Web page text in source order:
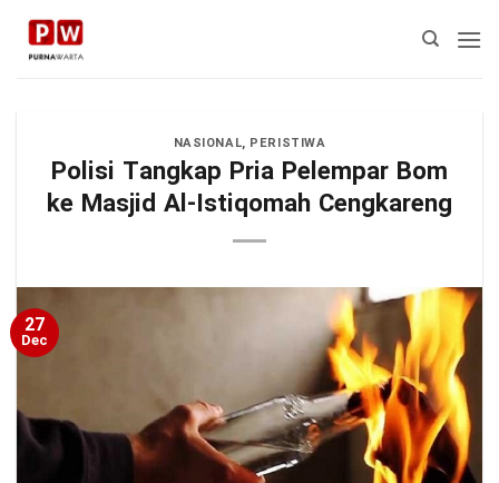
Skip
content
NASIONAL, PERISTIWA
Polisi Tangkap Pria Pelempar Bom
ke Masjid Al-Istiqomah Cengkareng
27
Dec